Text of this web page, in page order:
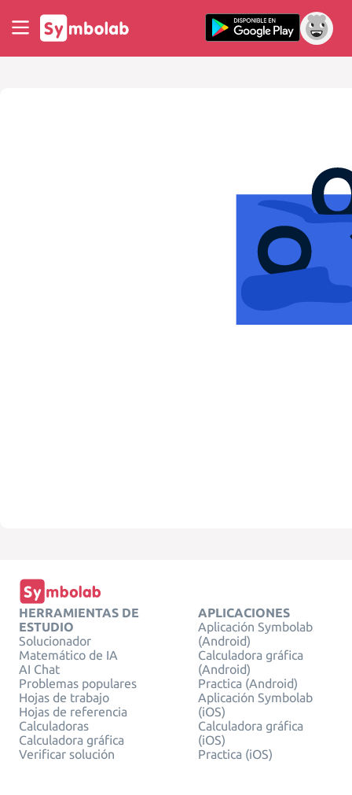
HERRAMIENTAS DE
ESTUDIO
Solucionador
Matemático de IA
AI Chat
Problemas populares
Hojas de trabajo
Hojas de referencia
Calculadoras
Calculadora gráfica
Verificar solución
APLICACIONES
Aplicación Symbolab
(Android)
Calculadora gráfica
(Android)
Practica (Android)
Aplicación Symbolab
(iOS)
Calculadora gráfica
(iOS)
Practica (iOS)